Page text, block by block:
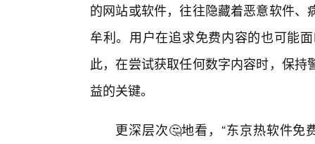
的网站或软件，往往隐藏着恶意软件
牟利。用户在追求免费内容的也可能
此，在尝试获取任何数字内容时，保
益的关键。
更深层次🤔地看，“东京热软件免